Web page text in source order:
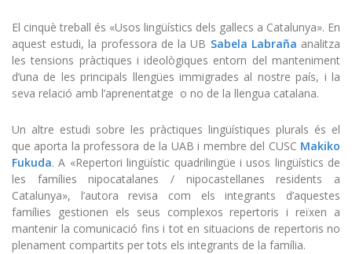
El cinquè treball és «Usos lingüístics dels gallecs a Catalunya». En
aquest estudi, la professora de la UB Sabela Labraña analitza
les tensions pràctiques i ideològiques entorn del manteniment
d’una de les principals llengües immigrades al nostre país, i la
seva relació amb l’aprenentatge o no de la llengua catalana.
Un altre estudi sobre les pràctiques lingüístiques plurals és el
que aporta la professora de la UAB i membre del CUSC Makiko
Fukuda. A «Repertori lingüístic quadrilingüe i usos lingüístics de
les famílies nipocatalanes / nipocastellanes residents a
Catalunya», l’autora revisa com els integrants d’aquestes
famílies gestionen els seus complexos repertoris i reïxen a
mantenir la comunicació fins i tot en situacions de repertoris no
plenament compartits per tots els integrants de la família.